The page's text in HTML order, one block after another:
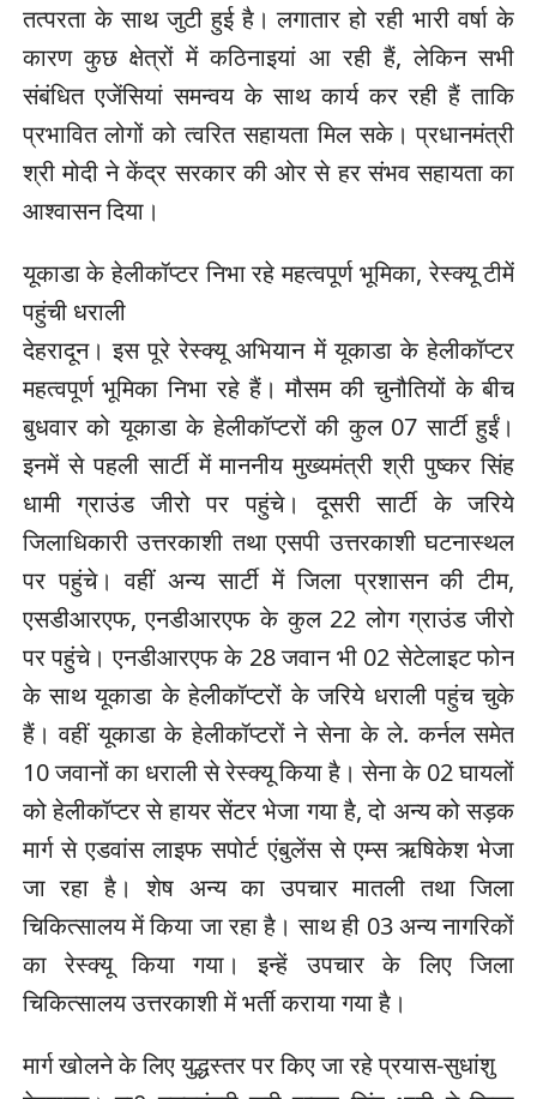
तत्परता के साथ जुटी हुई है। लगातार हो रही भारी वर्षा के
कारण कुछ क्षेत्रों में कठिनाइयां आ रही हैं, लेकिन सभी
संबंधित एजेंसियां समन्वय के साथ कार्य कर रही हैं ताकि
प्रभावित लोगों को त्वरित सहायता मिल सके। प्रधानमंत्री
श्री मोदी ने केंद्र सरकार की ओर से हर संभव सहायता का
आश्वासन दिया।
यूकाडा के हेलीकॉप्टर निभा रहे महत्वपूर्ण भूमिका, रेस्क्यू टीमें
पहुंची धराली
देहरादून। इस पूरे रेस्क्यू अभियान में यूकाडा के हेलीकॉप्टर
महत्वपूर्ण भूमिका निभा रहे हैं। मौसम की चुनौतियों के बीच
बुधवार को यूकाडा के हेलीकॉप्टरों की कुल 07 सार्टी हुईं।
इनमें से पहली सार्टी में माननीय मुख्यमंत्री श्री पुष्कर सिंह
धामी ग्राउंड जीरो पर पहुंचे। दूसरी सार्टी के जरिये
जिलाधिकारी उत्तरकाशी तथा एसपी उत्तरकाशी घटनास्थल
पर पहुंचे। वहीं अन्य सार्टी में जिला प्रशासन की टीम,
एसडीआरएफ, एनडीआरएफ के कुल 22 लोग ग्राउंड जीरो
पर पहुंचे। एनडीआरएफ के 28 जवान भी 02 सेटेलाइट फोन
के साथ यूकाडा के हेलीकॉप्टरों के जरिये धराली पहुंच चुके
हैं। वहीं यूकाडा के हेलीकॉप्टरों ने सेना के ले. कर्नल समेत
10 जवानों का धराली से रेस्क्यू किया है। सेना के 02 घायलों
को हेलीकॉप्टर से हायर सेंटर भेजा गया है, दो अन्य को सड़क
मार्ग से एडवांस लाइफ सपोर्ट एंबुलेंस से एम्स ऋषिकेश भेजा
जा रहा है। शेष अन्य का उपचार मातली तथा जिला
चिकित्सालय में किया जा रहा है। साथ ही 03 अन्य नागरिकों
का रेस्क्यू किया गया। इन्हें उपचार के लिए जिला
चिकित्सालय उत्तरकाशी में भर्ती कराया गया है।
मार्ग खोलने के लिए युद्धस्तर पर किए जा रहे प्रयास-सुधांशु